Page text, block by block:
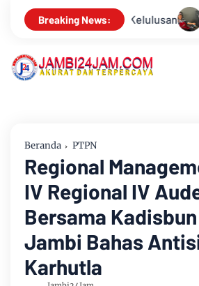
Breaking News:
Alirkan Kepedulian, Sinsen Gelar
Beranda PTPN
Regional
IV Regional IV
Bersama
Jambi Bahas
Karhutla